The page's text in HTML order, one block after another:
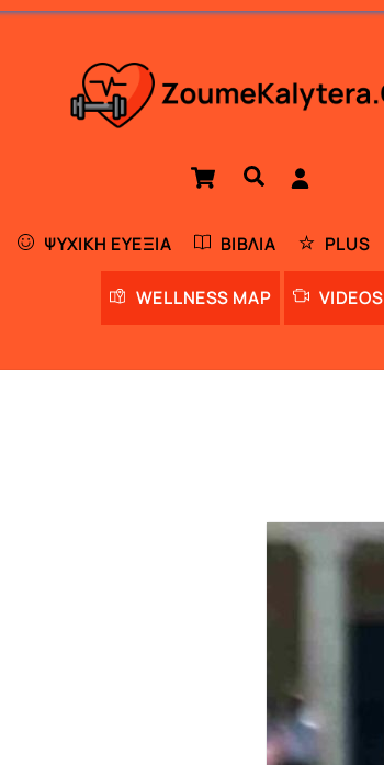
Cart Αναζήτηση
ΨΥΧΙΚΉ ΕΥΕΞΊΑ ΒΙΒΛΊΑ PLUS
WELLNESS MAP VIDEOS